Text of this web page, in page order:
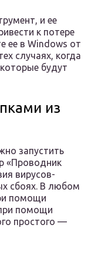
и ее
к потере
ее в Windows от
случаях, когда
будут
из
запустить
«Проводник
вирусов-
сбоях. В любом
помощи
помощи
простого —